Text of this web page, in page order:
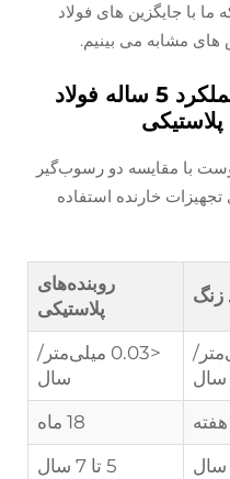
ما با جایگزین های فولاد
های مشابه می بینیم.
مطالعه موردی: مقایسه عملکرد 5 ساله فولاد
با مقایسه دو رسوب‌گیر
خارنده استفاده
زنگ
روبنده‌های
پلاستیکی
سال
<0.03 میلی‌متر/
سال
18 ماه
5 تا 7 سال